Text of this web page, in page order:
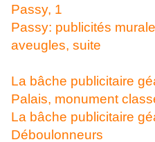
Passy, 1
Passy: publicités
aveugles, suite
La bâche publicitaire
Palais, monument
La bâche publicitaire
Déboulonneurs